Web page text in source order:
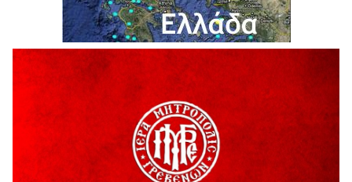
ΔΙΑΚΟΠΗ ΗΛΕΚΤΡΙΚΟΥ ΡΕΥΜΑΤΟΣ
6 Αυγούστου 2026
Ολοκληρώνεται η ασφαλτόστρωση της οδού Περιβόλι –
Αβδέλλα
H παραδοχή λαθών είναι (και) δύναμη
5 Αυγούστου 2026
Ο ΑΝΔΡΕΑΣ ΑΣΛΑΝΙΔΗΣ ΣΥΝΕΧΙΖΕΙ ΣΤΟΝ ΠΡΩΤΕΑ